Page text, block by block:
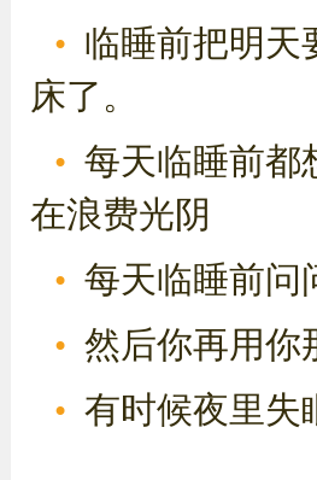
临睡前把明天
床了。
每天临睡前都
在浪费光阴
每天临睡前问
然后你再用你
有时候夜里失